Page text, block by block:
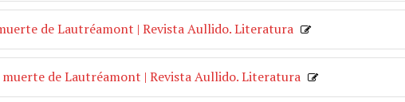
de Lautréamont | Revista Aullido. Literatura
muerte de Lautréamont | Revista Aullido. Literatura